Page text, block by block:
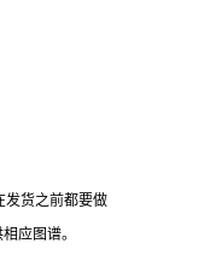
发货之前都要做
应图谱。